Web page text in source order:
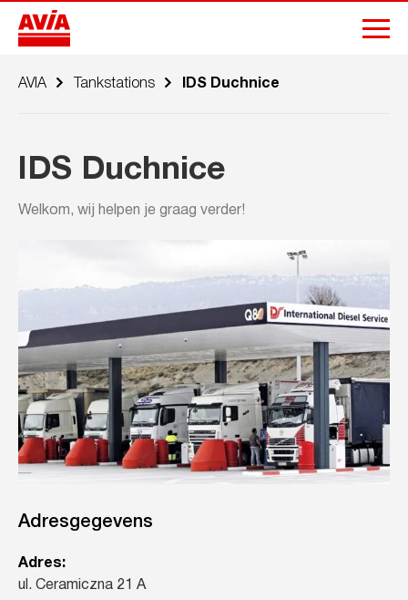
AVIA Tankstations IDS Duchnice
IDS Duchnice
Welkom, wij helpen je graag verder!
Adresgegevens
Adres:
ul. Ceramiczna 21 A